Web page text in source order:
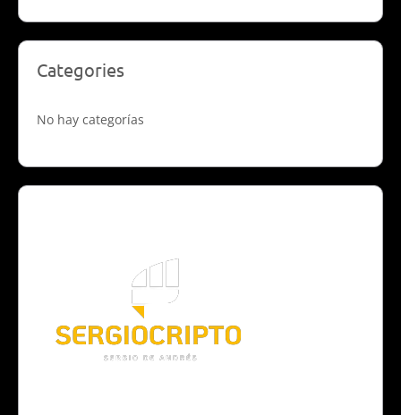
Categories
No hay categorías